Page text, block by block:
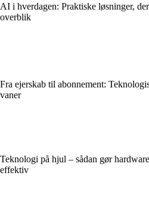
AI i hverdagen: Praktiske løsninger,
overblik
Fra ejerskab til abonnement:
vaner
Teknologi på hjul – sådan gør
effektiv